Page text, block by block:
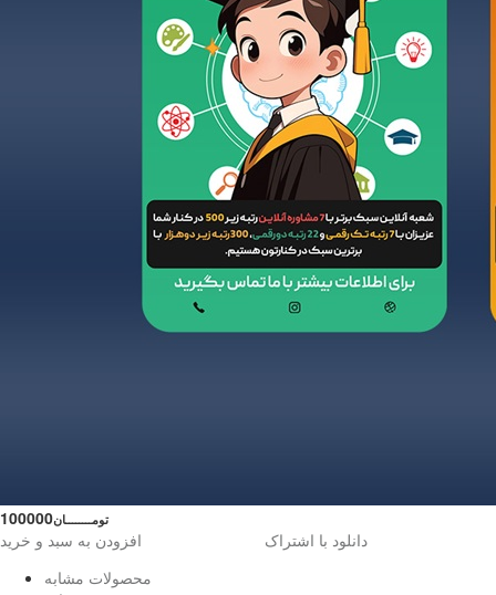
100000تومــــــــان
افزودن به سبد و خرید
دانلود با اشتراک
محصولات مشابه